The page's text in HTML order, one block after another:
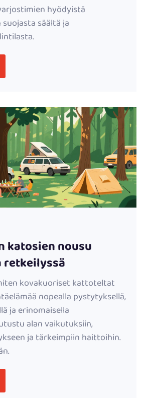
hyödyistä
säältä ja
katosien nousu
retkeilyssä
kovakuoriset kattoteltat
nopealla pystytyksellä,
ja erinomaisella
alan vaikutuksiin,
ja tärkeimpiin haittoihin.